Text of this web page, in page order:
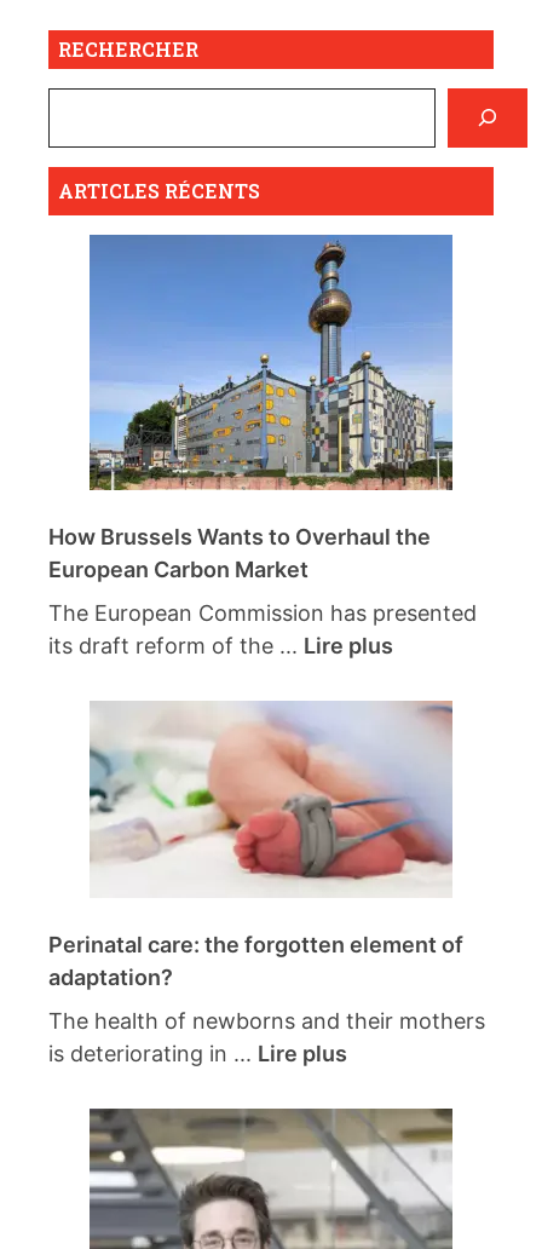
RECHERCHER
ARTICLES RÉCENTS
How Brussels Wants to Overhaul the
European Carbon Market
The European Commission has presented
its draft reform of the ... Lire plus
Perinatal care: the forgotten element of
adaptation?
The health of newborns and their mothers
is deteriorating in ... Lire plus